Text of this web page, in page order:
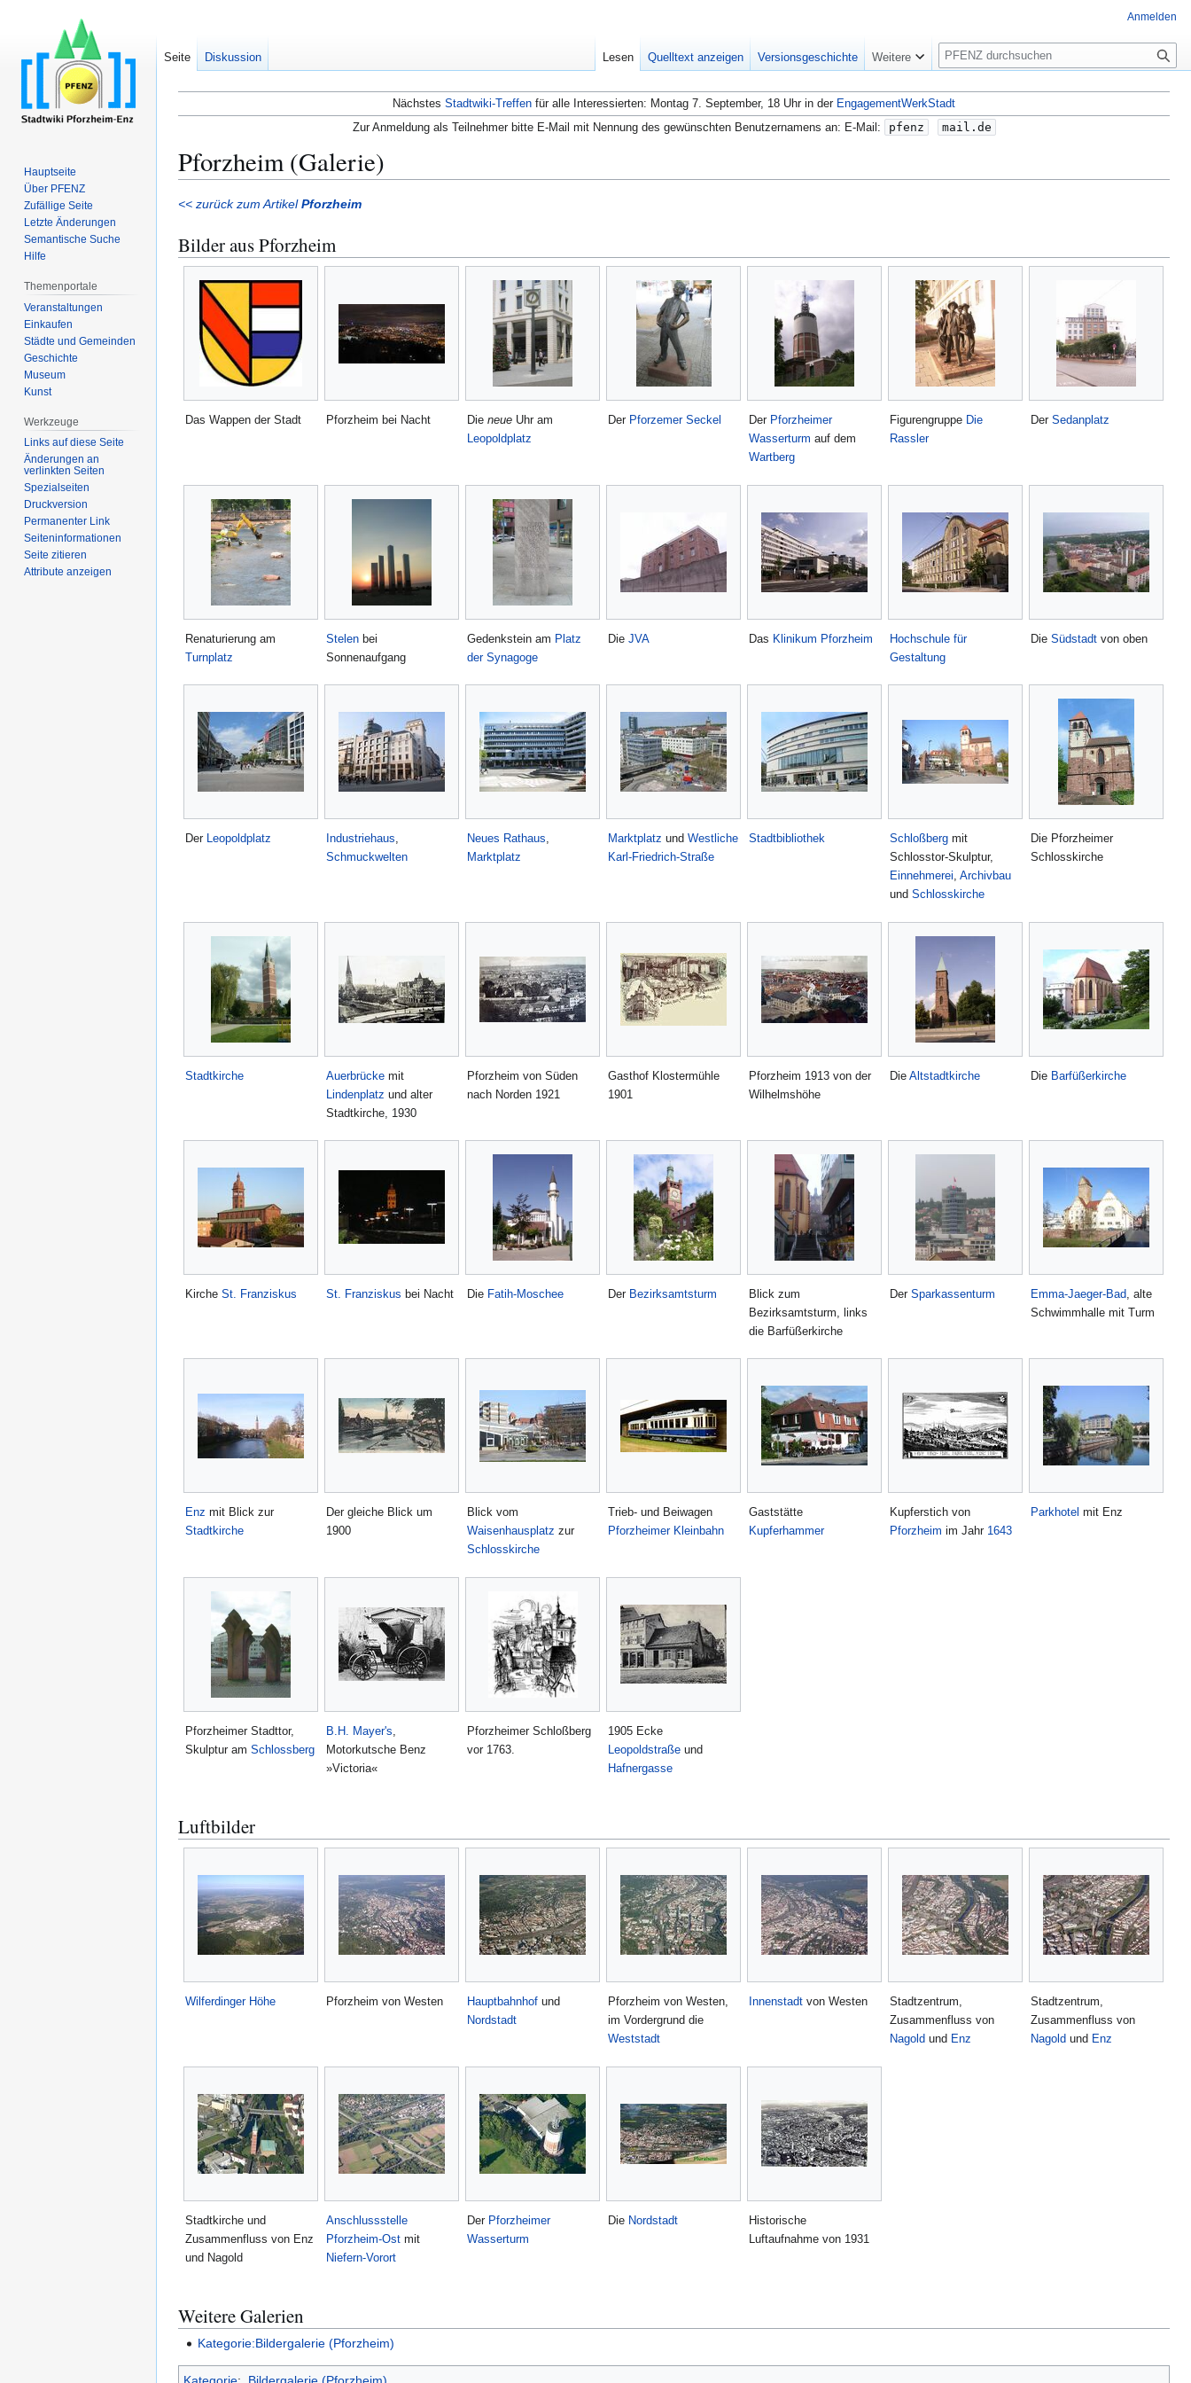
Nächstes Stadtwiki-Treffen für alle Interessierten: Montag 7. September, 18 Uhr in der EngagementWerkStadt
Zur Anmeldung als Teilnehmer bitte E-Mail mit Nennung des gewünschten Benutzernamens an: E-Mail:
pfenz mail.de
Pforzheim (Galerie)
Zur
springen
Zur
springen
<< zurück zum ArtikelPforzheim
Bilder aus Pforzheim
Das Wappen der Stadt Pforzheim bei Nacht Die neue Uhr am
Leopoldplatz
Der Pforzemer Seckel Der Pforzheimer
Wasserturm auf dem
Wartberg
Figurengruppe Die
Rassler
Der Sedanplatz
Renaturierung am
Turnplatz
Stelen bei
Sonnenaufgang
Gedenkstein am Platz
der Synagoge
Die JVA Das Klinikum Pforzheim
Hochschule für
Gestaltung
Die Südstadt von oben
Der Leopoldplatz Industriehaus,
Schmuckwelten
Neues Rathaus,
Marktplatz
Marktplatz und Westliche
Karl-Friedrich-Straße
Stadtbibliothek Schloßberg mit
Schlosstor-Skulptur,
Einnehmerei, Archivbau
und Schlosskirche
Die Pforzheimer
Schlosskirche
Stadtkirche Auerbrücke mit
Lindenplatz und alter
Stadtkirche, 1930
Pforzheim von Süden
nach Norden 1921
Gasthof Klostermühle
1901
Pforzheim 1913 von der
Wilhelmshöhe
Die Altstadtkirche Die Barfüßerkirche
Kirche St. Franziskus St. Franziskus bei Nacht Die Fatih-Moschee Der Bezirksamtsturm
Blick zum
Bezirksamtsturm, links
die Barfüßerkirche
Der Sparkassenturm Emma-Jaeger-Bad , alte
Schwimmhalle mit Turm
Enz mit Blick zur
Stadtkirche
Der gleiche Blick um
1900
Blick vom
Waisenhausplatz zur
Schlosskirche
Trieb- und Beiwagen
Pforzheimer Kleinbahn
Gaststätte
Kupferhammer
Kupferstich von
Pforzheim im Jahr 1643
Parkhotel mit Enz
Pforzheimer Stadttor,
Skulptur am Schlossberg
B.H. Mayer's
Motorkutsche Benz
»Victoria«
Pforzheimer Schloßberg
vor 1763.
1905 Ecke
Leopoldstraße und
Hafnergasse
Luftbilder
Wilferdinger Höhe Pforzheim von Westen Hauptbahnhof und
Nordstadt
Pforzheim von Westen,
im Vordergrund die
Weststadt
Innenstadt von Westen
Stadtzentrum,
Zusammenfluss von
Nagold und Enz
Stadtzentrum,
Zusammenfluss von
Nagold und Enz
Stadtkirche und
Zusammenfluss von Enz
und Nagold
Anschlussstelle
Pforzheim-Ost mit
Niefern-Vorort
Der Pforzheimer
Wasserturm
Die Nordstadt
Historische
Luftaufnahme von 1931
Weitere Galerien
Kategorie:Bildergalerie (Pforzheim)
Anmelden
Seite Diskussion Lesen Quelltext anzeigen Versionsgeschichte Weitere
S
u
c
h
e
Hauptseite
Über PFENZ
Zufällige Seite
Letzte Änderungen
Semantische Suche
Hilfe
Themenportale
Veranstaltungen
Einkaufen
Städte und Gemeinden
Geschichte
Museum
Kunst
Werkzeuge
Links auf diese Seite
Änderungen an
verlinkten Seiten
Spezialseiten
Druckversion
Permanenter Link
Seiten­­informationen
Seite zitieren
Attribute anzeigen